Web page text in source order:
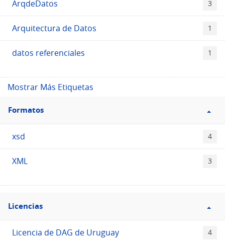
ArqdeDatos 3
Arquitectura de Datos 1
datos referenciales 1
Mostrar Más Etiquetas
Filtro
Formatos
Formatos
xsd 4
XML 3
Filtro
Licencias
Licencias
Licencia de DAG de Uruguay 4